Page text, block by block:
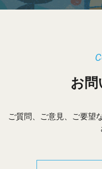
お問
ご質問、ご意見、ご要望